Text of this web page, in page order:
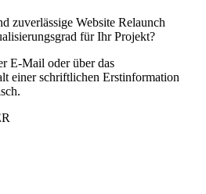
zuverlässige Website Relaunch
für Ihr Projekt?
E-Mail oder über das
einer schriftlichen Erstinformation